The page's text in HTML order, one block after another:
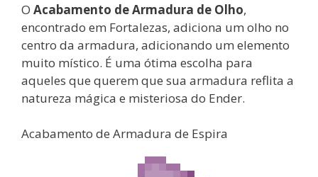
O Acabamento de Armadura de Olho,
encontrado em Fortalezas, adiciona um olho no
centro da armadura, adicionando um elemento
muito místico. É uma ótima escolha para
aqueles que querem que sua armadura reflita a
natureza mágica e misteriosa do Ender.
Acabamento de Armadura de Espira